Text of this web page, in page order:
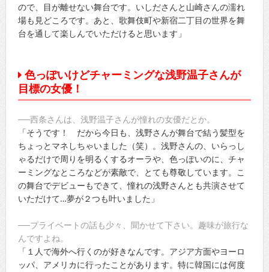
ので、目が離せない舞台です。いしださんと山崎さんの濡れ
場も見どころです。あと、歌舞伎町や新宿二丁目の世界を舞
台を通して楽しんでいただけると思います」
色っぽいけどチャーミングな浅野温子さんが
目標の女優！
──西条さんは、浅野温子さんが憧れの女優だとか。
「そうです！ だから今日も、浅野さんが舞台で結う髪型を
ちょっとマネしちゃいました（笑）。浅野さんの、いらっし
ゃるだけで周りを明るくするオーラや、色っぽいのに、チャ
ーミングなところなどが素敵で、とても尊敬しています。こ
の舞台でデビューもできて、憧れの浅野さんとも共演させて
いただけて…夢が２つも叶いました」
──プライベートの話も少々、聞かせて下さい。趣味が旅行な
んですよね。
「１人で海外へ行くのが好きなんです。アジア方面やヨーロ
ッパ、アメリカに行ったことがあります。特に韓国には何度